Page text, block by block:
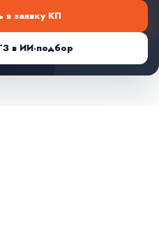
в заявку КП
в ИИ-подбор